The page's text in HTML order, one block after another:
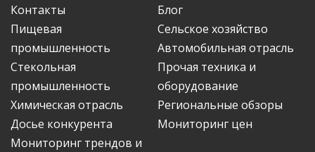
Контакты
Блог
Пищевая
промышленность
Сельское хозяйство
Автомобильная отрасль
Стекольная
промышленность
Прочая техника и
оборудование
Химическая отрасль
Региональные обзоры
Досье конкурента
Мониторинг цен
Мониторинг трендов и